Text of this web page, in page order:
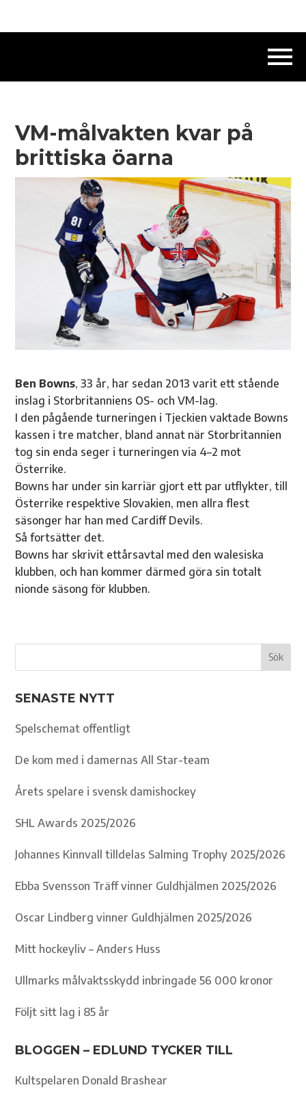
VM-målvakten kvar på
brittiska öarna
Ben Bowns, 33 år, har sedan 2013 varit ett stående
inslag i Storbritanniens OS- och VM-lag.
I den pågående turneringen i Tjeckien vaktade Bowns
kassen i tre matcher, bland annat när Storbritannien
tog sin enda seger i turneringen via 4–2 mot
Österrike.
Bowns har under sin karriär gjort ett par utflykter, till
Österrike respektive Slovakien, men allra flest
säsonger har han med Cardiff Devils.
Så fortsätter det.
Bowns har skrivit ettårsavtal med den walesiska
klubben, och han kommer därmed göra sin totalt
nionde säsong för klubben.
SENASTE NYTT
Spelschemat offentligt
De kom med i damernas All Star-team
Årets spelare i svensk damishockey
SHL Awards 2025/2026
Johannes Kinnvall tilldelas Salming Trophy 2025/2026
Ebba Svensson Träff vinner Guldhjälmen 2025/2026
Oscar Lindberg vinner Guldhjälmen 2025/2026
Mitt hockeyliv – Anders Huss
Ullmarks målvaktsskydd inbringade 56 000 kronor
Följt sitt lag i 85 år
BLOGGEN – EDLUND TYCKER TILL
Kultspelaren Donald Brashear